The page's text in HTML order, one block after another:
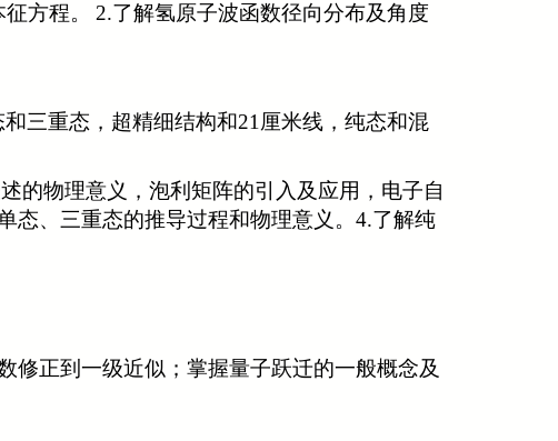
方程。 2.了解氢原子波函数径向分布及角度
三重态，超精细结构和21 厘米线，纯态和混
的物理意义，泡利矩阵的引入及应用，电子自
、三重态的推导过程和物理意义。 4.了解纯
修正到一级近似；掌握量子跃迁的一般概念及